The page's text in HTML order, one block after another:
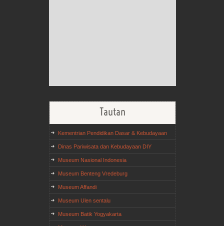
Tautan
Kementrian Pendidikan Dasar & Kebudayaan
Dinas Pariwisata dan Kebudayaan DIY
Museum Nasional Indonesia
Museum Benteng Vredeburg
Museum Affandi
Museum Ulen sentalu
Museum Batik Yogyakarta